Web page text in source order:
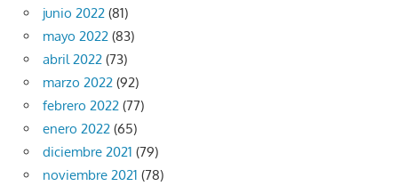
junio 2022 (81)
mayo 2022 (83)
abril 2022 (73)
marzo 2022 (92)
febrero 2022 (77)
enero 2022 (65)
diciembre 2021 (79)
noviembre 2021 (78)